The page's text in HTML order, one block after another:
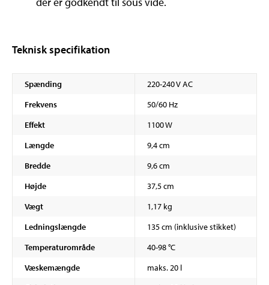
Teknisk specifikation
Spænding
220-240 V AC
Frekvens
50/60 Hz
Effekt
1100 W
Længde
9,4 cm
Bredde
9,6 cm
Højde
37,5 cm
Vægt
1,17 kg
Ledningslængde
135 cm (inklusive stikket)
Temperaturområde
40-98 °C
Væskemængde
maks. 20 l